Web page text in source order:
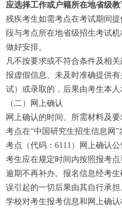
应选择工作或户籍所在地省级
残疾考生如需考点在考试期间
段与考点所在地省级招生考试
做好安排。
凡不按要求或不符合条件及相
报虚假信息、未及时准确提供
试）或录取的，后果由考生本人
（二）网上确认
网上确认的时间、所需材料及
考点在“中国研究生招生信息网
考点（代码：6111）网上确认
考生应在规定时间内按照报考
逾期不再补办。报名信息经考
误引起的一切后果由其自行承担
学校对考生报考信息和网上确